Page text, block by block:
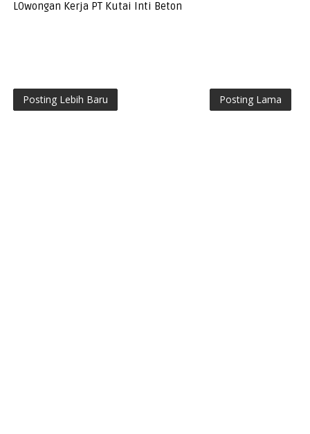
LOwongan Kerja PT Kutai Inti Beton
Posting Lebih Baru Posting Lama